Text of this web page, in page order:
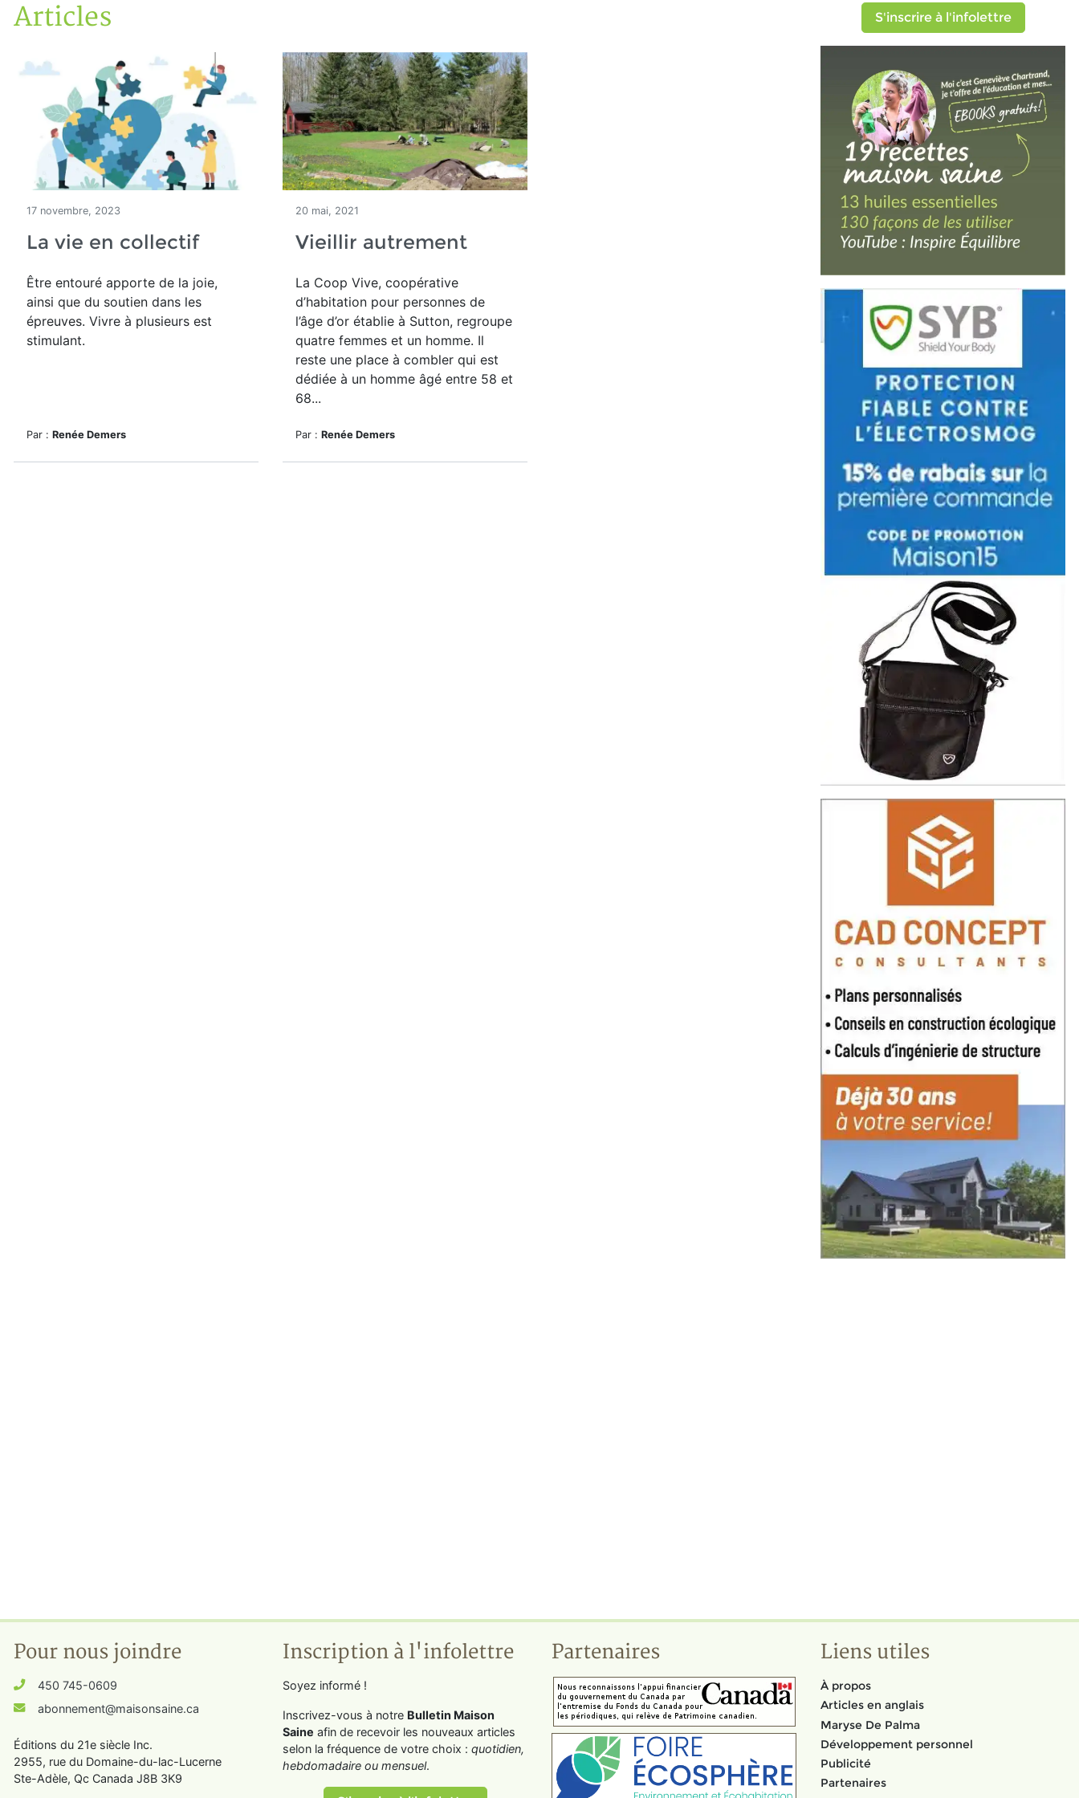
Accueil
Articles
Articles
17 novembre, 2023
La vie en collectif
Être entouré apporte de la joie,
ainsi que du soutien dans les
épreuves. Vivre à plusieurs est
stimulant.
Par : Renée Demers
20 mai, 2021
Vieillir autrement
La Coop Vive, coopérative
d’habitation pour personnes de
l’âge d’or établie à Sutton, regroupe
quatre femmes et un homme. Il
reste une place à combler qui est
dédiée à un homme âgé entre 58 et
68...
Par : Renée Demers
S'inscrire à l'infolettre
Pour nous joindre
450 745-0609
abonnement@maisonsaine.ca
Éditions du 21e siècle Inc.
2955, rue du Domaine-du-lac-Lucerne
Ste-Adèle, Qc Canada J8B 3K9
Inscription à l'infolettre
Soyez informé !
Inscrivez-vous à notre Bulletin Maison
Saine afin de recevoir les nouveaux articles
selon la fréquence de votre choix : quotidien,
hebdomadaire ou mensuel.
Partenaires Liens utiles
À propos
Articles en anglais
Maryse De Palma
Développement personnel
Publicité
Partenaires